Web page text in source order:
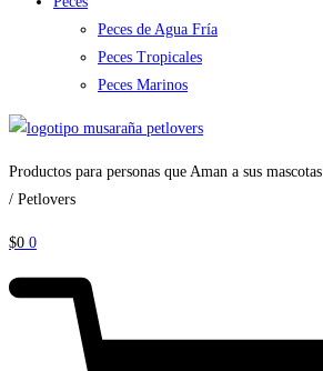
Peces de Agua Fría
Peces Tropicales
Peces Marinos
Productos para personas que Aman a sus mascotas
/ Petlovers
$0 0